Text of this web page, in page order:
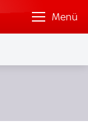
Menü